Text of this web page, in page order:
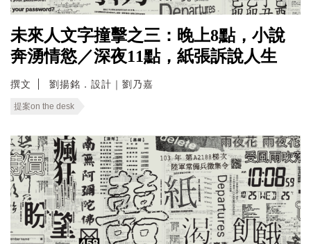
未來人文字撞擊之三：晚上8點，小說
奔湧情慾／深夜11點，紙張訴說人生
撰文 劉揚銘．設計｜劉乃嘉
提案on the desk